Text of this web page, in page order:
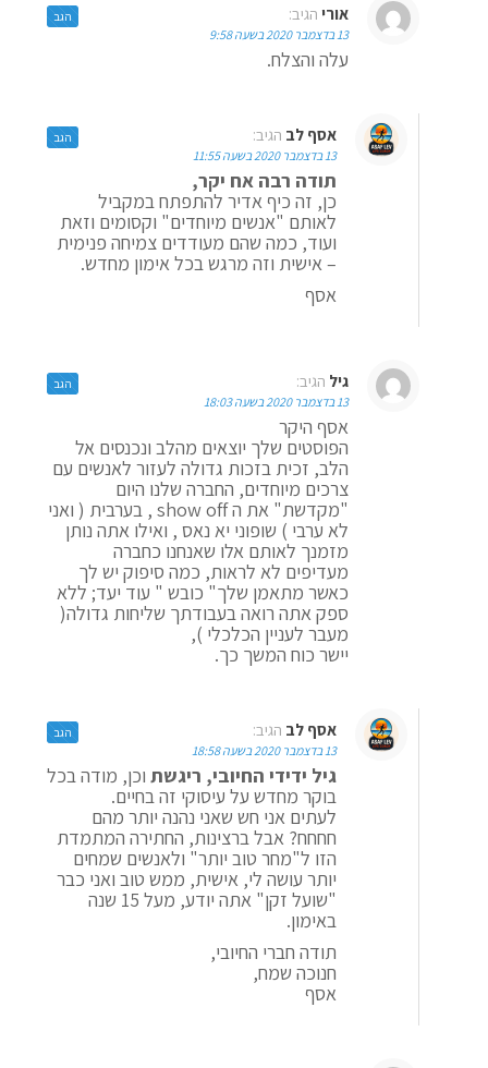
אורי הגיב:
13 בדצמבר 2020 בשעה 9:58
עלה והצלח.
הגב
אסף לב הגיב:
13 בדצמבר 2020 בשעה 11:55
תודה רבה אח יקר,
כן, זה כיף אדיר להתפתח במקביל
לאותם "אנשים מיוחדים" וקסומים וזאת
ועוד, כמה שהם מעודדים צמיחה פנימית
– אישית וזה מרגש בכל אימון מחדש.
אסף
הגב
גיל הגיב:
13 בדצמבר 2020 בשעה 18:03
אסף היקר
הפוסטים שלך יוצאים מהלב ונכנסים אל
הלב, זכית בזכות גדולה לעזור לאנשים עם
צרכים מיוחדים, החברה שלנו היום
"מקדשת" את ה show off , בערבית ( ואני
לא ערבי ) שופוני יא נאס , ואילו אתה נותן
מזמנך לאותם אלו שאנחנו כחברה
מעדיפים לא לראות, כמה סיפוק יש לך
כאשר מתאמן שלך" כובש " עוד יעד; ללא
ספק אתה רואה בעבודתך שליחות גדולה(
מעבר לעניין הכלכלי ),
יישר כוח המשך כך.
הגב
אסף לב הגיב:
13 בדצמבר 2020 בשעה 18:58
גיל ידידי החיובי, ריגשת וכן, מודה בכל
בוקר מחדש על עיסוקי זה בחיים.
לעתים אני חש שאני נהנה יותר מהם
חחחח? אבל ברצינות, החתירה המתמדת
הזו ל"מחר טוב יותר" ולאנשים שמחים
יותר עושה לי, אישית, ממש טוב ואני כבר
"שועל זקן" אתה יודע, מעל 15 שנה
באימון.
תודה חברי החיובי,
חנוכה שמח,
אסף
הגב